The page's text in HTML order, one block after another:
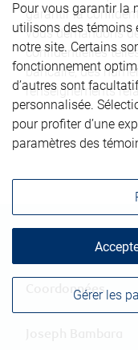
garantir la
vous demandons
confidentielles
bancaire, des
renseignements
Coordonnées
Pour vous garantir la
utilisons des témoins
notre site. Certains
fonctionnement
d’autres sont
personnalisée.
pour profiter d’une
paramètres des
Gérer les